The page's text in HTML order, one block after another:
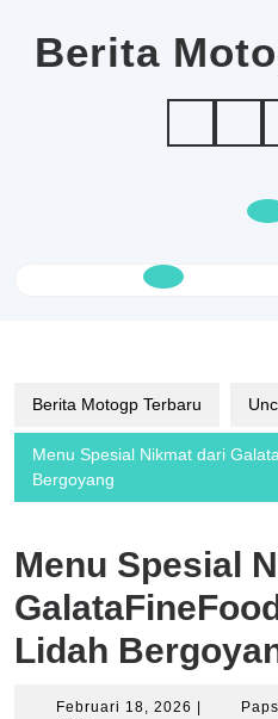
contentBerita
Open
Berita Motogp Terbaru
Menu Spesial Nikmat dari
Bergoyang
Menu Spesial
Lidah
Februari 18, 2026 Februari